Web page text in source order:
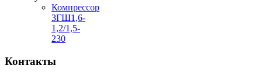
Компрессор
3ГШ1,6-
1,2/1,5-
230
Контакты